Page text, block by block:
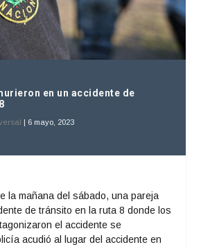
en un accidente de
| 6 mayo, 2023
la mañana del sábado, una pareja
de tránsito en la ruta 8 donde los
el accidente se
acudió al lugar del accidente en